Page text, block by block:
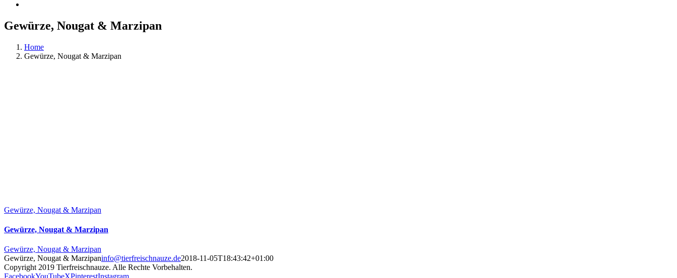
Gewürze, Nougat & Marzipan
Home
Gewürze, Nougat & Marzipan
Gewürze, Nougat & Marzipan
Gewürze, Nougat & Marzipan
Gewürze, Nougat & Marzipan
Gewürze, Nougat & Marzipaninfo@tierfreischnauze.de2018-11-05T18:43:42+01:00
Copyright 2019 Tierfreischnauze. Alle Rechte Vorbehalten.